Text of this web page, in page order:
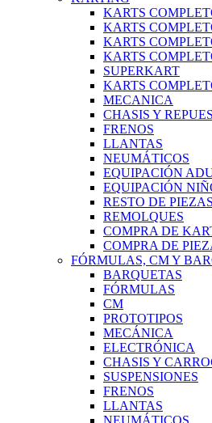
KARTS
KARTS
KARTS
KARTS
SUPERKART
KARTS
MECANICA
CHASIS Y
FRENOS
LLANTAS
NEUMÁTICOS
EQUIPACIÓN
EQUIPACIÓN
RESTO DE PIEZAS
REMOLQUES
COMPRA DE
COMPRA DE
FÓRMULAS, CM Y
BARQUETAS
FÓRMULAS
CM
PROTOTIPOS
MECÁNICA
ELECTRÓNICA
CHASIS Y
SUSPENSIONES
FRENOS
LLANTAS
NEUMÁTICOS